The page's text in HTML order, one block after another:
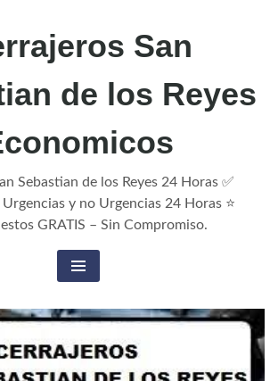
San
de los Reyes
Sebastian de los Reyes 24 Horas ✅
y no Urgencias 24 Horas ⭐
GRATIS – Sin Compromiso.